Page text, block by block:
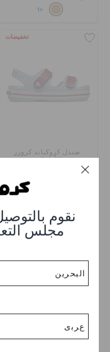
نقوم
مجلس
+1
تخفيضات
صندل كروكباند كروزر
BHD